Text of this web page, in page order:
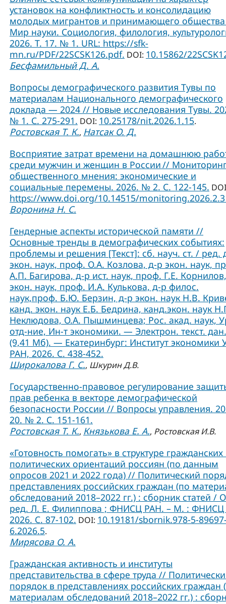
установок на конфликтность и консолидацию
молодых мигрантов и принимающего
Мир науки. Социология, филология,
2026. Т. 17. № 1. URL: https://sfk-
mn.ru/PDF/22SCSK126.pdf. DOI: 10.15862/
Бесфамильный Д. А.
Вопросы демографического развития Тувы по
материалам Национального демографического
доклада — 2024 // Новые исследования Тувы.
№ 1. С. 275-291. DOI: 10.25178/nit.2026.1.15.
Ростовская Т. К., Натсак О. Д.
Восприятие затрат времени на домашнюю
среди мужчин и женщин в России //
общественного мнения: экономические и
социальные перемены. 2026. № 2. С. 122-145.
https://www.doi.org/10.14515/
Воронина Н. С.
Гендерные аспекты исторической памяти //
Основные тренды в демографических событиях:
проблемы и решения [Текст]: сб. науч. ст. / ред.
экон. наук, проф. О.А. Козлова, д-р экон. наук,
А.П. Багирова, д-р ист. наук, проф. Г.Е.
экон. наук, проф. И.А. Кулькова, д-р филос.
наук,проф. Б.Ю. Берзин, д-р экон. наук Н.В.
канд. экон. наук Е.Б. Бедрина, канд.экон. наук
Неклюдова, О.А. Пышминцева; Рос. акад. наук,
отд-ние, Ин-т экономики. — Электрон. текст. дан.
(9,41 Мб). — Екатеринбург: Институт экономики
РАН, 2026. С. 438-452.
Широкалова Г. С., Шкурин Д.В.
Государственно-правовое регулирование
прав ребенка в векторе демографической
безопасности России // Вопросы управления.
20. № 2. С. 151-161.
Ростовская Т. К., Князькова Е. А., Ростовская И.В.
«Готовность помогать» в структуре гражданских
политических ориентаций россиян (по данным
опросов 2021 и 2022 года) // Политический
представлениях российских граждан (по
обследований 2018–2022 гг.) : сборник статей /
ред. Л. Е. Филиппова ; ФНИСЦ РАН. – М. : ФНИСЦ
2026. C. 87-102. DOI: 10.19181/sbornik.978-5-
6.2026.5.
Мирясова О. А.
Гражданская активность и институты
представительства в сфере труда //
порядок в представлениях российских граждан
материалам обследований 2018–2022 гг.) :